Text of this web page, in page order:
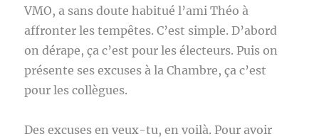
VMO, a sans doute habitué l’ami Théo à
affronter les tempêtes. C’est simple. D’abord
on dérape, ça c’est pour les électeurs. Puis on
présente ses excuses à la Chambre, ça c’est
pour les collègues.
Des excuses en veux-tu, en voilà. Pour avoir